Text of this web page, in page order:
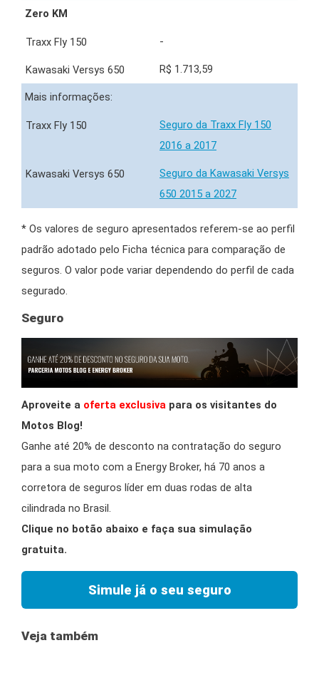
Zero KM
-
R$ 1.713,59
Mais informações:
Seguro da Traxx Fly 150
2016 a 2017
Seguro da Kawasaki Versys
650 2015 a 2027
* Os valores de seguro apresentados referem-se ao perfil
padrão adotado pelo Ficha técnica para comparação de
seguros. O valor pode variar dependendo do perfil de cada
segurado.
Seguro
Aproveite a oferta exclusiva para os visitantes do
Motos Blog!
Ganhe até 20% de desconto na contratação do seguro
para a sua moto com a Energy Broker, há 70 anos a
corretora de seguros líder em duas rodas de alta
cilindrada no Brasil.
Clique no botão abaixo e faça sua simulação
gratuita.
Simule já o seu seguro
Veja também